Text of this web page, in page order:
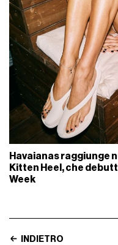
Havaianas raggiunge
Kitten Heel, che
Week
INDIETRO